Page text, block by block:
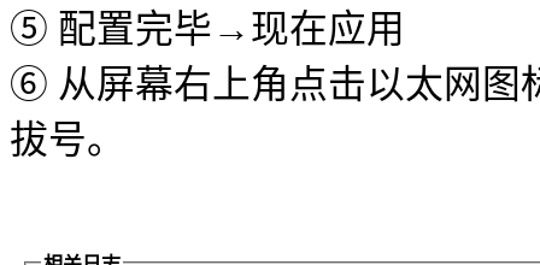
⑤ 配置完毕→现在应用
⑥ 从屏幕右上角点击以太网图
拔号。